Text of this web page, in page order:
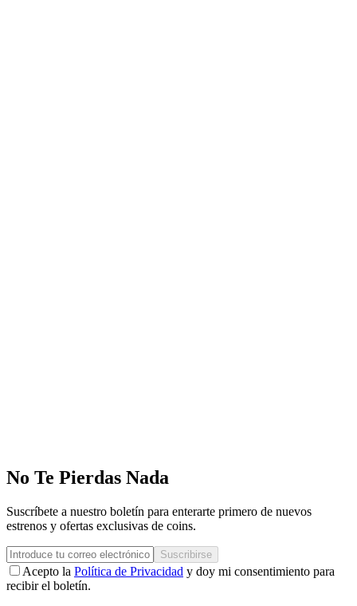
No Te Pierdas Nada
Suscríbete a nuestro boletín para enterarte primero de nuevos
estrenos y ofertas exclusivas de coins.
Suscribirse
Acepto la Política de Privacidad y doy mi consentimiento para
recibir el boletín.